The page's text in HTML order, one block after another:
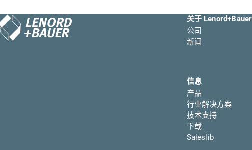
关于 Lenord+Bauer
公司
新闻
信息
产品
行业解决方案
技术支持
下载
Saleslib